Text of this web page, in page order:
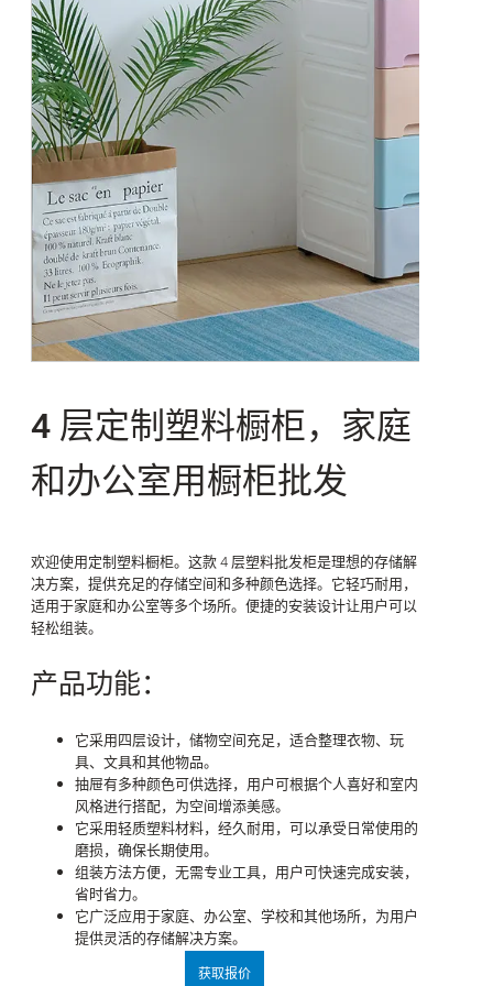
4 层定制塑料橱柜，家庭
和办公室用橱柜批发
欢迎使用定制塑料橱柜。这款 4 层塑料批发柜是理想的存储解
决方案，提供充足的存储空间和多种颜色选择。它轻巧耐用，
适用于家庭和办公室等多个场所。便捷的安装设计让用户可以
轻松组装。
产品功能：
它采用四层设计，储物空间充足，适合整理衣物、玩
具、文具和其他物品。
抽屉有多种颜色可供选择，用户可根据个人喜好和室内
风格进行搭配，为空间增添美感。
它采用轻质塑料材料，经久耐用，可以承受日常使用的
磨损，确保长期使用。
组装方法方便，无需专业工具，用户可快速完成安装，
省时省力。
它广泛应用于家庭、办公室、学校和其他场所，为用户
提供灵活的存储解决方案。
获取报价